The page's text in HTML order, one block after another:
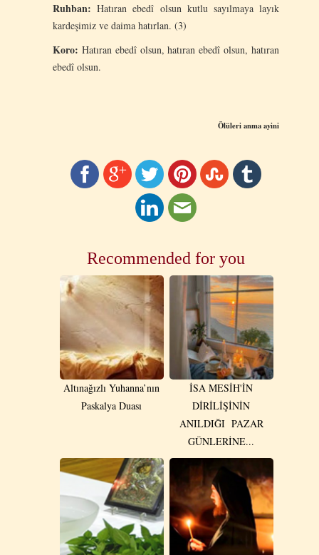
Ruhban: Hatıran ebedî olsun kutlu sayılmaya layık
kardeşimiz ve daima hatırlan. (3)
Koro: Hatıran ebedî olsun, hatıran ebedî olsun, hatıran
ebedî olsun.
Ölüleri anma ayini
Recommended for you
Altınağızlı Yuhanna’nın
Paskalya Duası
İSA MESİH'İN
DİRİLİŞİNİN
ANILDIĞI PAZAR
GÜNLERİNE...